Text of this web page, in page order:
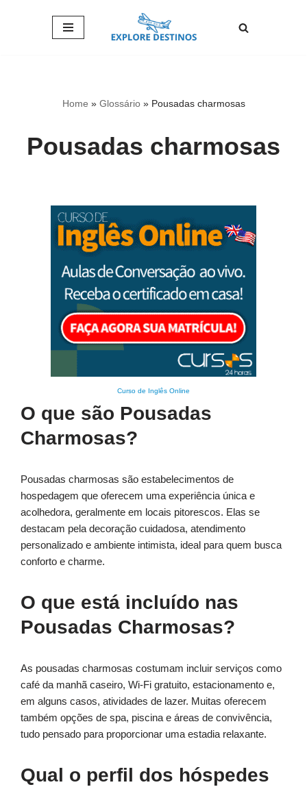
Home » Glossário» Pousadas charmosas
Pousadas charmosas
Curso de Inglês Online
O que são Pousadas
Charmosas?
Pousadas charmosas são estabelecimentos de
hospedagem que oferecem uma experiência única e
acolhedora, geralmente em locais pitorescos. Elas se
destacam pela decoração cuidadosa, atendimento
personalizado e ambiente intimista, ideal para quem busca
conforto e charme.
O que está incluído nas
Pousadas Charmosas?
As pousadas charmosas costumam incluir serviços como
café da manhã caseiro, Wi-Fi gratuito, estacionamento e,
em alguns casos, atividades de lazer. Muitas oferecem
também opções de spa, piscina e áreas de convivência,
tudo pensado para proporcionar uma estadia relaxante.
Qual o perfil dos hóspedes